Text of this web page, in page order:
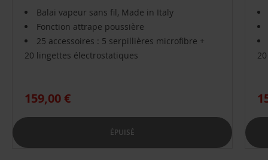
Balai vapeur sans fil, Made in Italy
Fonction attrape poussière
25 accessoires : 5 serpillières microfibre +
20 lingettes électrostatiques
159,00 €
ÉPUISÉ